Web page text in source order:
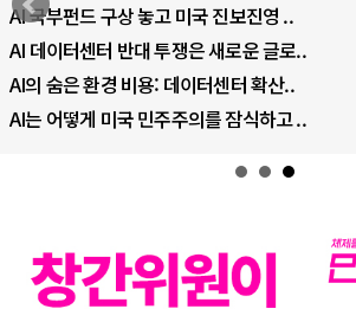
AI 국부펀드 구상 놓고 미국 진보진영 ..
AI 데이터센터 반대 투쟁은 새로운 글로..
AI의 숨은 환경 비용: 데이터센터 확산..
AI는 어떻게 미국 민주주의를 잠식하고 ..